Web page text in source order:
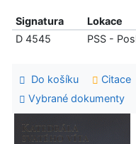
Signatura Lokace
D 4545
PSS -
Do košíku Citace
Vybrané dokumenty